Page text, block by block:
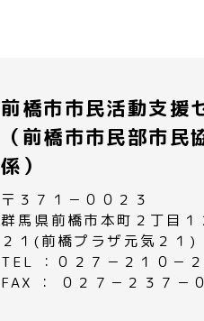
前橋市市民活動支援
（前橋市市民部市民
係）
〒３７１－００２３
群馬県前橋市本町２丁目
２１(前橋プラザ元気２１)
TEL ：０２７－２１０－
FAX ： ０２７－２３７－